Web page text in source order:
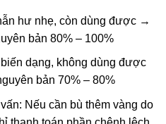
hư nhẹ, còn dùng được →
bản 80% – 100%
dạng, không dùng được
bản 70% – 80%
Nếu cần bù thêm vàng do